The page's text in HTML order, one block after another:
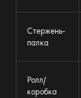
Стержень-
палка
Ролл/
коробка